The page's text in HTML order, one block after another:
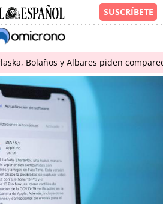
Bolaños y Albares piden